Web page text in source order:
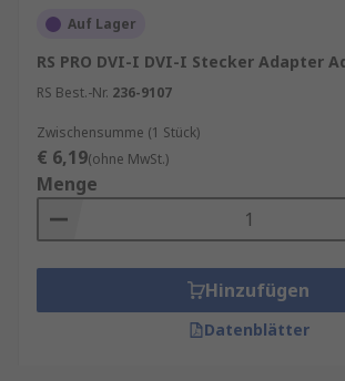
Auf Lager
RS PRO DVI-I DVI-I Stecker Adapter
RS Best.-Nr. 236-9107
Zwischensumme (1 Stück)
€ 6,19(ohne MwSt.)
Menge
Hinzufügen
Datenblätter